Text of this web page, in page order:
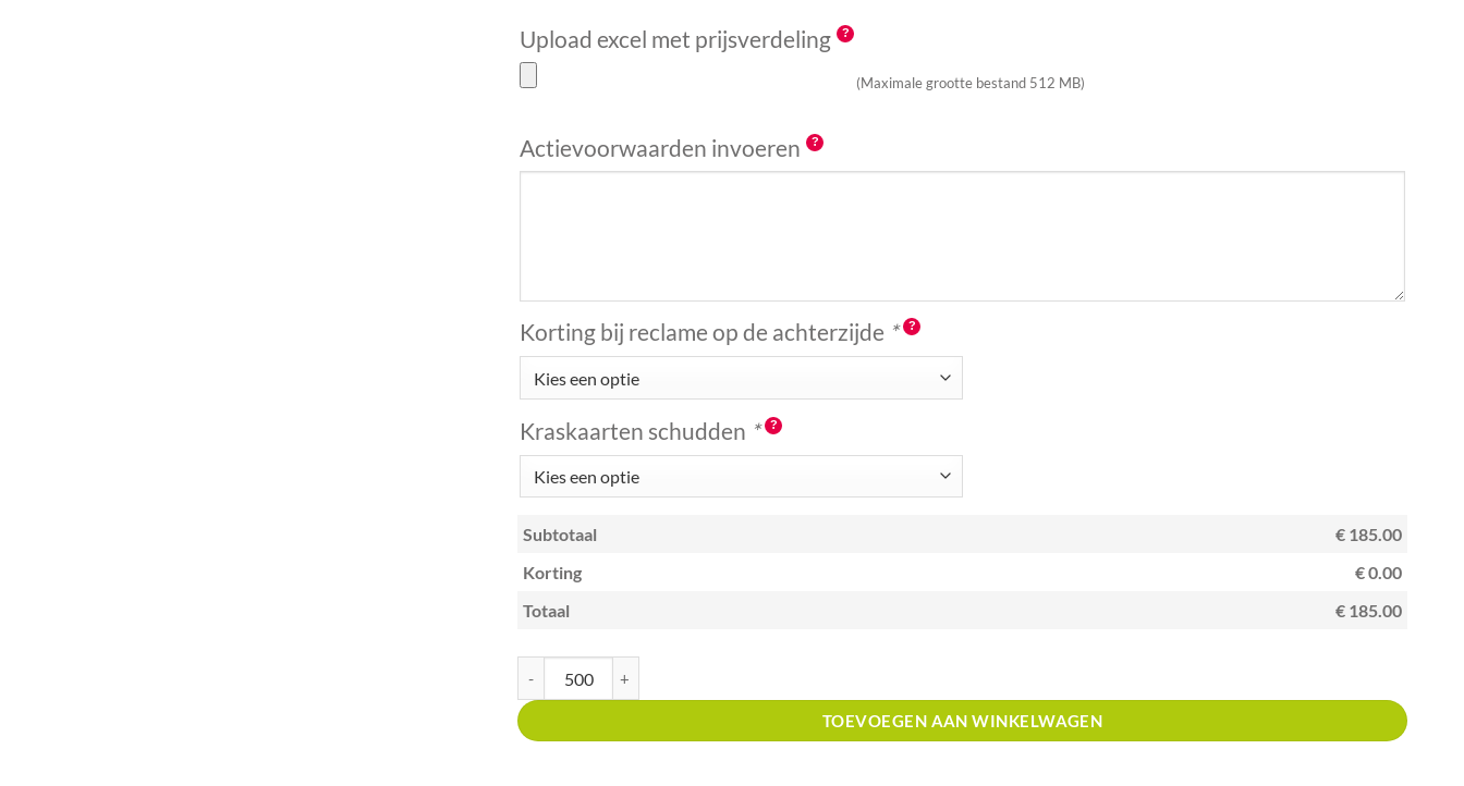
Upload excel met prijsverdeling
(Maximale grootte bestand 512 MB)
Actievoorwaarden invoeren
Korting bij reclame op de achterzijde *
Kraskaarten schudden *
Subtotaal
€ 185.00
Korting
€ 0.00
Totaal
€ 185.00
TOEVOEGEN AAN WINKELWAGEN